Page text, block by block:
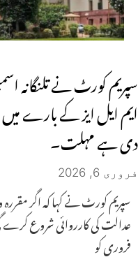
سپریم کورٹ نے تلنگانہ
دی ہے مہلت۔
فروری 6, 2026
سپریم کورٹ نے کہا کہ اگر مقررہ
فروری کو